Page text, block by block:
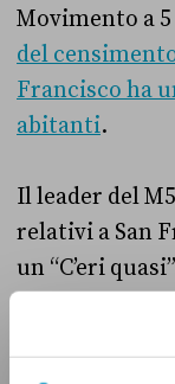
Movimento a
del
Francisco ha
abitanti.
Il leader del
relativi a San
un “C’eri